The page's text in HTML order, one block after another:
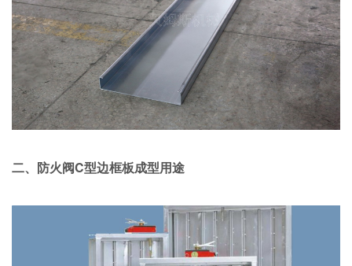
二、防火阀C型边框板成型用途